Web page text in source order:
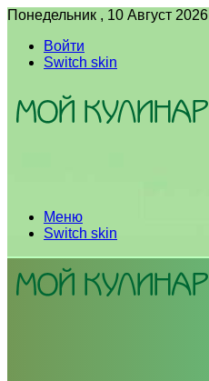
Понедельник , 10 Август 2026
Войти
Switch skin
Меню
Switch skin